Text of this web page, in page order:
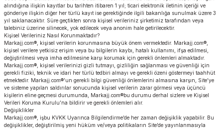
alındığına ilişkin kayıtlar bu tarihten itibaren 1 yıl; ticari elektronik iletinin içeriği ve
gönderiye ilişkin diğer her türlü kayıt ise gerektiğinde ilgili bakanlığa sunulmak üzere 3
yıl saklanacaktır. Süre geçtikten sonra kişisel verileriniz şirketimiz tarafından veya
talebiniz üzerine silinecek, yok edilecek veya anonim hale getirilecektir.
Kişisel Verileriniz Nasıl Korunmaktadır?
Markajj.com®, kişisel verilerin korunmasına büyük önem vermektedir. Markajj.com®,
kişisel verilere yetkisiz erişim veya bu bilgilerin kaybı, hatalı kullanımı, ifşa edilmesi,
değiştirilmesi veya imha edilmesine karşı korumak için gerekli önlemleri almaktadır.
Markajj.com®, kişisel verilerinizi gizli tutmayı, gizliliğin sağlanması ve güvenliği için
gerekli fiziki, teknik ve idari her türlü tedbiri almayı ve gerekli özeni göstermeyi taahhüt
etmektedir. Markajj.com®’un gerekli bilgi güvenliği önlemlerini almasına karşın, Site’ye
ve sisteme yapılan saldırılar sonucunda kişisel verilerin zarar görmesi veya üçüncü
kişilerin eline geçmesi durumunda, Markajj.com®bu durumu derhal sizlere ve Kişisel
Verileri Koruma Kurulu’na bildirir ve gerekli önlemleri alır.
Değişiklikler
Markajj.com®, işbu KVKK Uyarınca Bilgilendirme’de her zaman değişiklik yapabilir. Bu
değişiklikler, değiştirilmiş yeni hüküm ve/veya politikaların Site’de yayınlanmasıyla